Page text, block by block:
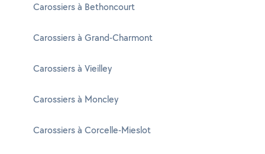
Carossiers à Bethoncourt
Carossiers à Grand-Charmont
Carossiers à Vieilley
Carossiers à Moncley
Carossiers à Corcelle-Mieslot